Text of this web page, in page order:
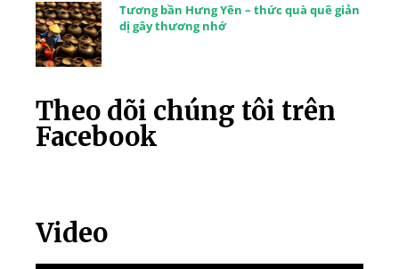
Tương bần Hưng Yên – thức quà quê giản
dị gây thương nhớ
Theo dõi chúng tôi trên
Facebook
Video